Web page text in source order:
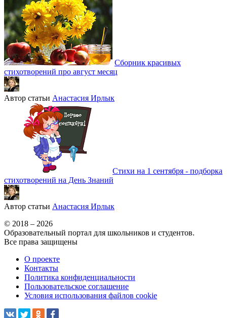
Сборник красивых
стихотворений про август месяц
Автор статьи Анастасия Ирлык
Стихи на 1 сентября - подборка
стихотворений на День Знаний
Автор статьи Анастасия Ирлык
© 2018 – 2026
Образовательный портал для школьников и студентов.
Все права защищены
О проекте
Контакты
Политика конфиденциальности
Пользовательское соглашение
Условия использования файлов cookie